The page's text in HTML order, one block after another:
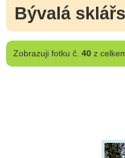
Bývalá
Zobrazujifotku č. 40z